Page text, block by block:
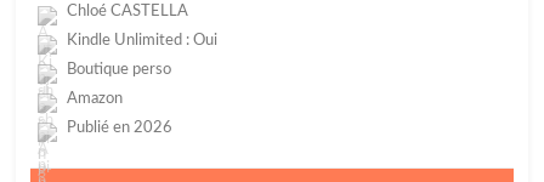
Chloé CASTELLA
Kindle Unlimited : Oui
Boutique perso
Amazon
Publié en 2026